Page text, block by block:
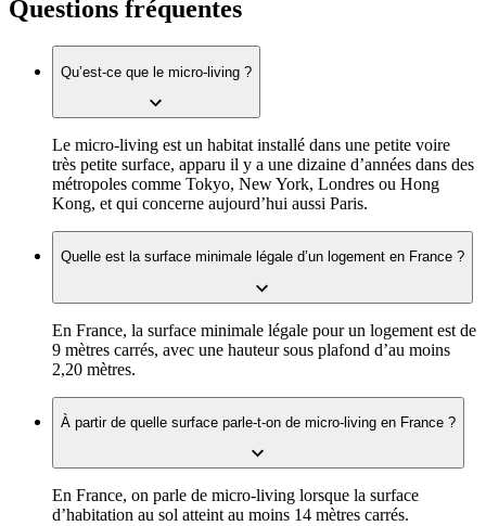
Questions fréquentes
Qu’est-ce que le micro-living ?
Le micro-living est un habitat installé dans une petite voire
très petite surface, apparu il y a une dizaine d’années dans des
métropoles comme Tokyo, New York, Londres ou Hong
Kong, et qui concerne aujourd’hui aussi Paris.
Quelle est la surface minimale légale d’un logement en France ?
En France, la surface minimale légale pour un logement est de
9 mètres carrés, avec une hauteur sous plafond d’au moins
2,20 mètres.
À partir de quelle surface parle-t-on de micro-living en France ?
En France, on parle de micro-living lorsque la surface
d’habitation au sol atteint au moins 14 mètres carrés.